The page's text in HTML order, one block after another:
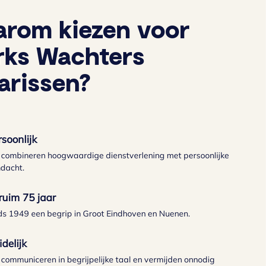
kiezen voor
Wachters
hoogwaardige dienstverlening met persoonlijke
75 jaar
1949 een begrip in Groot Eindhoven en Nuenen.
in begrijpelijke taal en vermijden onnodig